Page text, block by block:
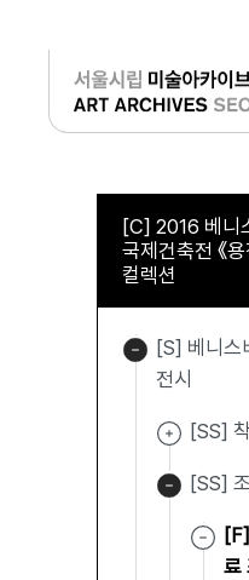
[C] 2016 베니
국제건축전 《
컬렉션
[S] 베니스
전시
[SS]
[SS]
료